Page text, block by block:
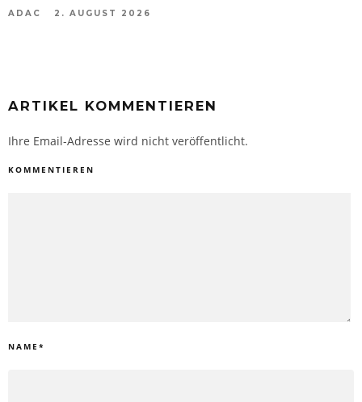
ADAC 2. AUGUST 2026
ARTIKEL KOMMENTIEREN
Ihre Email-Adresse wird nicht veröffentlicht.
KOMMENTIEREN
NAME *